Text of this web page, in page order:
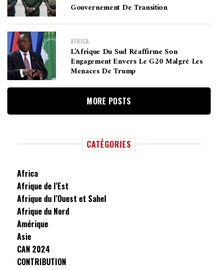
Gouvernement De Transition
AFRICA
L’Afrique Du Sud Réaffirme Son
Engagement Envers Le G20 Malgré Les
Menaces De Trump
MORE POSTS
CATÉGORIES
Africa
Afrique de l’Est
Afrique du l’Ouest et Sahel
Afrique du Nord
Amérique
Asie
CAN 2024
CONTRIBUTION